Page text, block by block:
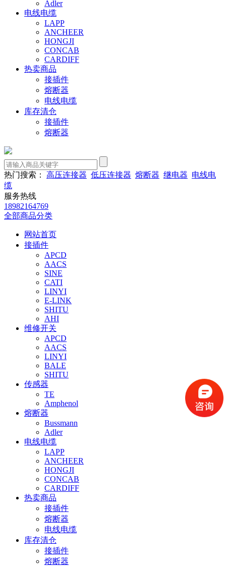
Adler
电线电缆
LAPP
ANCHEER
HONGJI
CONCAB
CARDIFF
热卖商品
接插件
熔断器
电线电缆
库存清仓
接插件
熔断器
热门搜索： 高压连接器 低压连接器 熔断器 继电器 电线电
缆
服务热线
18982164769
全部商品分类
网站首页
接插件
APCD
AACS
SINE
CATI
LINYI
E-LINK
SHITU
AHI
维修开关
APCD
AACS
LINYI
BALE
SHITU
传感器
TE
Amphenol
熔断器
Bussmann
Adler
电线电缆
LAPP
ANCHEER
HONGJI
CONCAB
CARDIFF
热卖商品
接插件
熔断器
电线电缆
库存清仓
接插件
熔断器